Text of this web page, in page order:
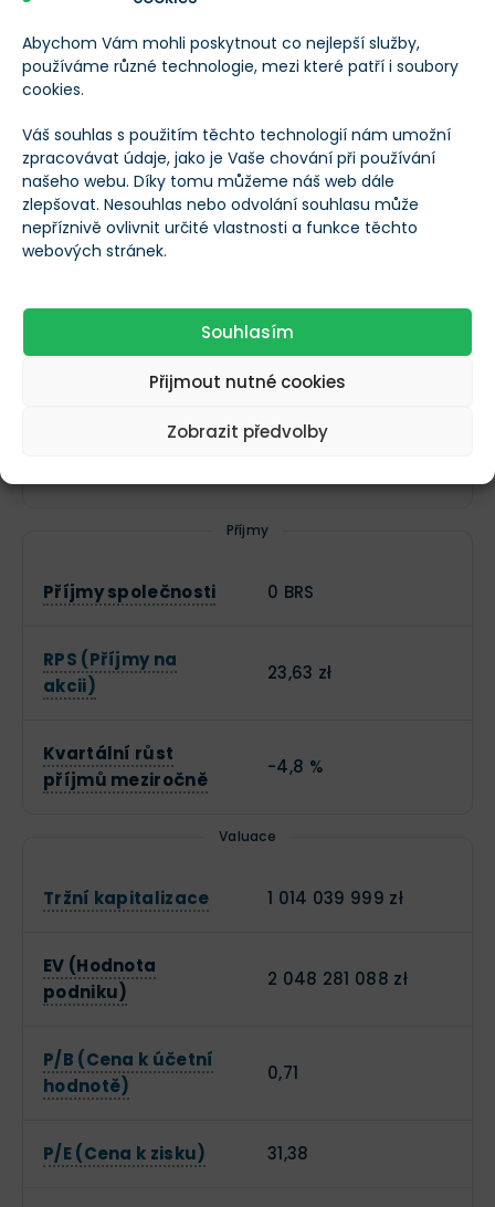
Abychom Vám mohli poskytnout co nejlepší služby,
používáme různé technologie, mezi které patří i soubory
cookies.
Váš souhlas s použitím těchto technologií nám umožní
zpracovávat údaje, jako je Vaše chování při používání
našeho webu. Díky tomu můžeme náš web dále
zlepšovat. Nesouhlas nebo odvolání souhlasu může
nepříznivě ovlivnit určité vlastnosti a funkce těchto
webových stránek.
Souhlasím
Přijmout nutné cookies
Zobrazit předvolby
Frekvence výplaty
dividend
Roční dividenda na
akcii
--
Poslední dividenda
Datum výplaty
4. 6. 2025
Příjmy
Příjmy společnosti 0 BRS
RPS (Příjmy na
akcii)
23,63 zł
Kvartální růst
příjmů meziročně
-4,8 %
Valuace
Tržní kapitalizace 1 014 039 999 zł
EV (Hodnota
podniku)
2 048 281 088 zł
P/B (Cena k účetní
hodnotě)
0,71
P/E (Cena k zisku) 31,38